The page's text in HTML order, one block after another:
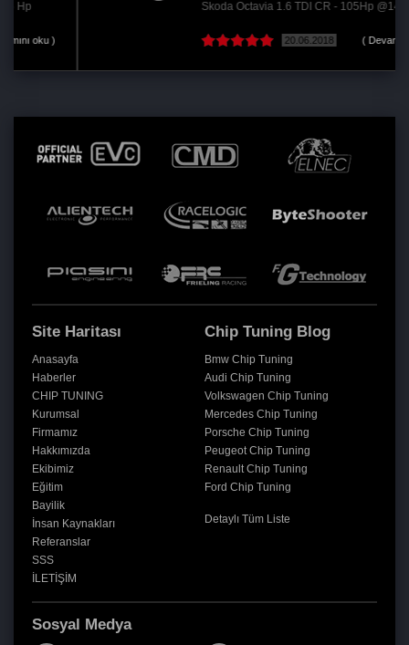
Skoda Octavia 1.6 TDI CR - 105Hp @145 Hp
20.06.2018 ( Devamını oku )
Site Haritası
Anasayfa
Haberler
CHIP TUNING
Kurumsal
Firmamız
Hakkımızda
Ekibimiz
Eğitim
Bayilik
İnsan Kaynakları
Referanslar
SSS
İLETİŞİM
Chip Tuning Blog
Bmw Chip Tuning
Audi Chip Tuning
Volkswagen Chip Tuning
Mercedes Chip Tuning
Porsche Chip Tuning
Peugeot Chip Tuning
Renault Chip Tuning
Ford Chip Tuning
Detaylı Tüm Liste
Sosyal Medya